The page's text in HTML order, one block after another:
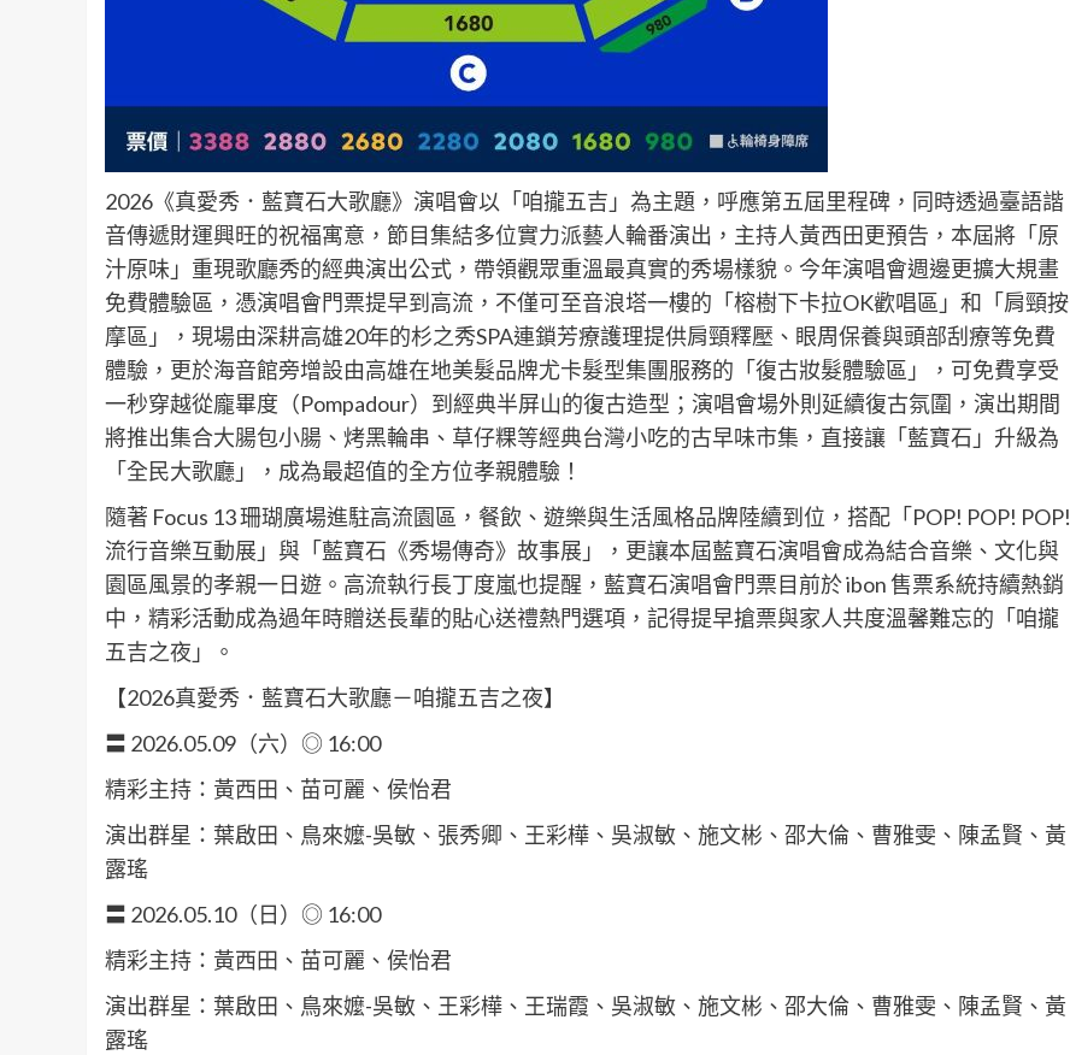
2026《真愛秀．藍寶石大歌廳》演唱會以「咱攏五吉」為主題，呼應第五屆里程碑，同時透過臺語諧
音傳遞財運興旺的祝福寓意，節目集結多位實力派藝人輪番演出，主持人黃西田更預告，本屆將「原
汁原味」重現歌廳秀的經典演出公式，帶領觀眾重溫最真實的秀場樣貌。今年演唱會週邊更擴大規畫
免費體驗區，憑演唱會門票提早到高流，不僅可至音浪塔一樓的「榕樹下卡拉OK歡唱區」和「肩頸按
摩區」，現場由深耕高雄20年的杉之秀SPA連鎖芳療護理提供肩頸釋壓、眼周保養與頭部刮療等免費
體驗，更於海音館旁增設由高雄在地美髮品牌尤卡髮型集團服務的「復古妝髮體驗區」，可免費享受
一秒穿越從龐畢度（Pompadour）到經典半屏山的復古造型；演唱會場外則延續復古氛圍，演出期間
將推出集合大腸包小腸、烤黑輪串、草仔粿等經典台灣小吃的古早味市集，直接讓「藍寶石」升級為
「全民大歌廳」，成為最超值的全方位孝親體驗！
隨著 Focus 13 珊瑚廣場進駐高流園區，餐飲、遊樂與生活風格品牌陸續到位，搭配「POP! POP! POP!
流行音樂互動展」與「藍寶石《秀場傳奇》故事展」，更讓本屆藍寶石演唱會成為結合音樂、文化與
園區風景的孝親一日遊。高流執行長丁度嵐也提醒，藍寶石演唱會門票目前於 ibon 售票系統持續熱銷
中，精彩活動成為過年時贈送長輩的貼心送禮熱門選項，記得提早搶票與家人共度溫馨難忘的「咱攏
五吉之夜」。
【2026真愛秀．藍寶石大歌廳－咱攏五吉之夜】
〓 2026.05.09（六）◎ 16:00
精彩主持：黃西田、苗可麗、侯怡君
演出群星：葉啟田、鳥來嬤-吳敏、張秀卿、王彩樺、吳淑敏、施文彬、邵大倫、曹雅雯、陳孟賢、黃
露瑤
〓 2026.05.10（日）◎ 16:00
精彩主持：黃西田、苗可麗、侯怡君
演出群星：葉啟田、鳥來嬤-吳敏、王彩樺、王瑞霞、吳淑敏、施文彬、邵大倫、曹雅雯、陳孟賢、黃
露瑤